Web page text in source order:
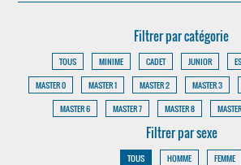
Filtrer par catégorie
TOUS MINIME CADET JUNIOR
MASTER 0
MASTER 1 MASTER 2 MASTER 3
MASTER 6
MASTER 7 MASTER 8
Filtrer par sexe
TOUS HOMME FEMME